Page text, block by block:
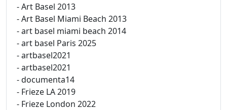
- Art Basel 2013
- Art Basel Miami Beach 2013
- art basel miami beach 2014
- art basel Paris 2025
- artbasel2021
- artbasel2021
- documenta14
- Frieze LA 2019
- Frieze London 2022